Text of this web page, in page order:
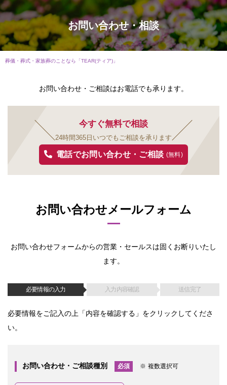
お問い合わせ・相談
葬儀・葬式・家族葬のことなら「TEAR(ティア)」
お問い合わせ・ご相談はお電話でも承ります。
今すぐ無料で相談
24時間365日いつでもご相談を承ります
電話でお問い合わせ・ご相談 (無料)
お問い合わせメールフォーム
お問い合わせフォームからの営業・セールスは固くお断りいたし
ます。
必要情報の入力 入力内容確認 送信完了
必要情報をご記入の上「内容を確認する」をクリックしてくださ
い。
お問い合わせ・ご相談種別 必須 複数選択可